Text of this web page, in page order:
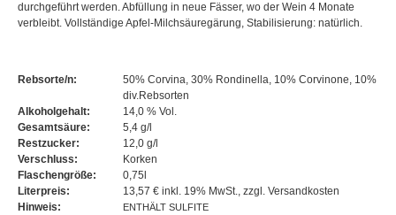
durchgeführt werden. Abfüllung in neue Fässer, wo der Wein 4 Monate
verbleibt. Vollständige Apfel-Milchsäuregärung, Stabilisierung: natürlich.
Rebsorte/n:
50% Corvina, 30% Rondinella, 10% Corvinone, 10%
div.Rebsorten
Alkoholgehalt:
14,0 % Vol.
Gesamtsäure:
5,4 g/l
Restzucker:
12,0 g/l
Verschluss:
Korken
Flaschengröße:
0,75l
Literpreis:
13,57 € inkl. 19% MwSt., zzgl. Versandkosten
Hinweis:
ENTHÄLT SULFITE